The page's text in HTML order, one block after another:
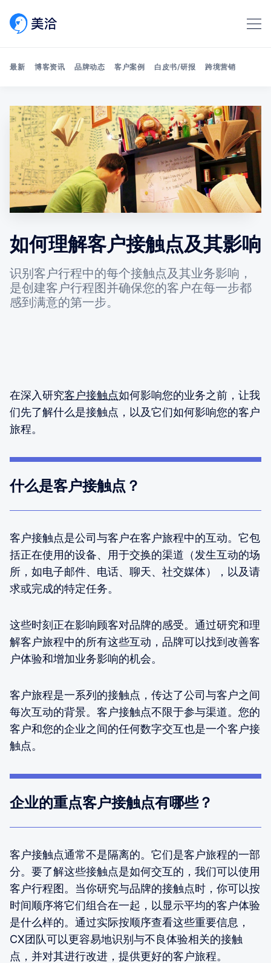
Search 美洽博客
最新 博客资讯 品牌动态 客户案例 白皮书/研报 跨境营销
如何理解客户接触点及其影响
识别客户行程中的每个接触点及其业务影响，
是创建客户行程图并确保您的客户在每一步都
感到满意的第一步。
在深入研究客户接触点如何影响您的业务之前，让我
们先了解什么是接触点，以及它们如何影响您的客户
旅程。
什么是客户接触点？
客户接触点是公司与客户在客户旅程中的互动。它包
括正在使用的设备、用于交换的渠道（发生互动的场
所，如电子邮件、电话、聊天、社交媒体），以及请
求或完成的特定任务。
这些时刻正在影响顾客对品牌的感受。通过研究和理
解客户旅程中的所有这些互动，品牌可以找到改善客
户体验和增加业务影响的机会。
客户旅程是一系列的接触点，传达了公司与客户之间
每次互动的背景。客户接触点不限于参与渠道。您的
客户和您的企业之间的任何数字交互也是一个客户接
触点。
企业的重点客户接触点有哪些？
客户接触点通常不是隔离的。它们是客户旅程的一部
分。要了解这些接触点是如何交互的，我们可以使用
客户行程图。当你研究与品牌的接触点时，你可以按
时间顺序将它们组合在一起，以显示平均的客户体验
是什么样的。通过实际按顺序查看这些重要信息，
CX团队可以更容易地识别与不良体验相关的接触
点，并对其进行改进，提供更好的客户旅程。